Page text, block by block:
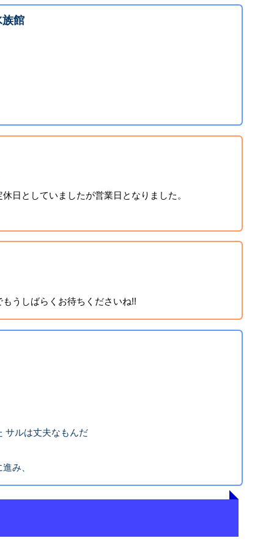
族館
日としていましたが営業日となりました。
うしばらくお待ちくださいね!!
サルは丈夫なもんだ
み、